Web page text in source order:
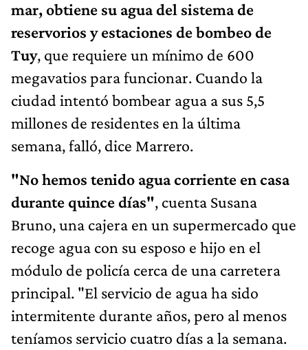
mar, obtiene su agua del sistema de
reservorios y estaciones de bombeo de
Tuy, que requiere un mínimo de 600
megavatios para funcionar. Cuando la
ciudad intentó bombear agua a sus 5,5
millones de residentes en la última
semana, falló, dice Marrero.
"No hemos tenido agua corriente en casa
durante quince días", cuenta Susana
Bruno, una cajera en un supermercado que
recoge agua con su esposo e hijo en el
módulo de policía cerca de una carretera
principal. "El servicio de agua ha sido
intermitente durante años, pero al menos
teníamos servicio cuatro días a la semana.